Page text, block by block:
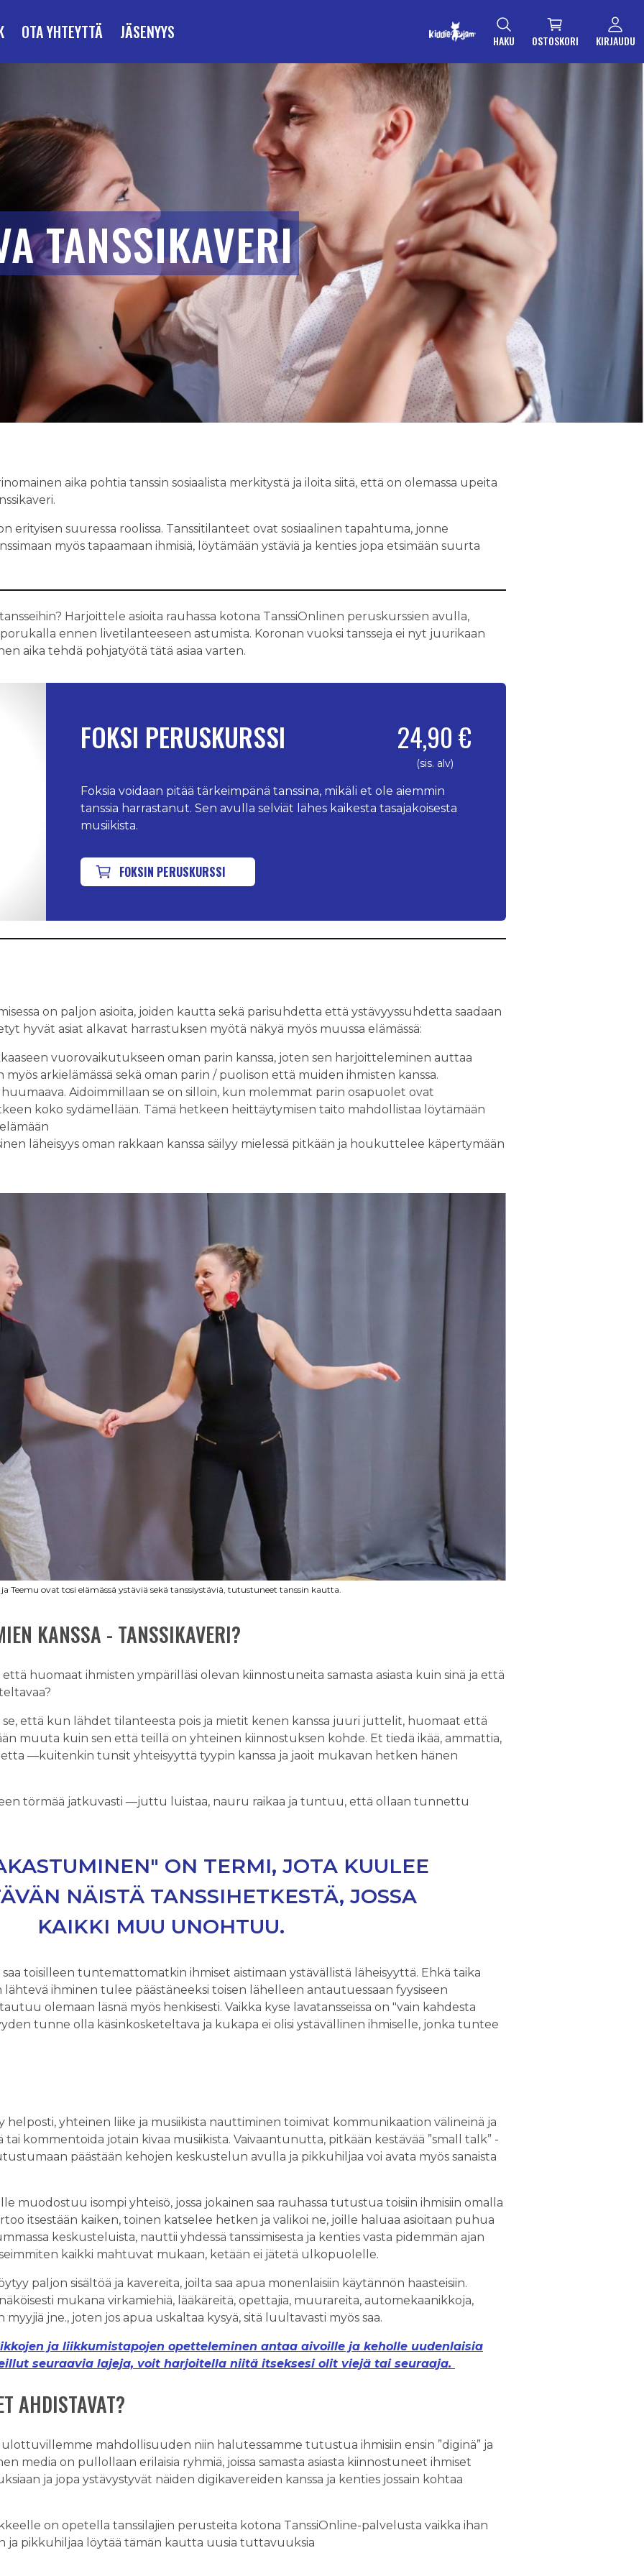
OTA YHTEYTTÄ JÄSENYYS HAKU OSTOSKORI KIRJAUDU
TANSSIKAVERI
aika pohtia tanssin sosiaalista merkitystä ja iloita siitä, että on olemassa upeita
erityisen suuressa roolissa. Tanssitilanteet ovat sosiaalinen tapahtuma, jonne
myös tapaamaan ihmisiä, löytämään ystäviä ja kenties jopa etsimään suurta
Harjoittele asioita rauhassa kotona TanssiOnlinen peruskurssien avulla,
ennen livetilanteeseen astumista. Koronan vuoksi tansseja ei nyt juurikaan
aika tehdä pohjatyötä tätä asiaa varten.
FOKSI PERUSKURSSI 24,90 €
(sis. alv)
Foksia voidaan pitää tärkeimpänä tanssina, mikäli et ole aiemmin
tanssia harrastanut. Sen avulla selviät lähes kaikesta tasajakoisesta
musiikista.
FOKSIN PERUSKURSSI
on paljon asioita, joiden kautta sekä parisuhdetta että ystävyyssuhdetta saadaan
hyvät asiat alkavat harrastuksen myötä näkyä myös muussa elämässä:
vuorovaikutukseen oman parin kanssa, joten sen harjoitteleminen auttaa
arkielämässä sekä oman parin / puolison että muiden ihmisten kanssa.
Aidoimmillaan se on silloin, kun molemmat parin osapuolet ovat
koko sydämellään. Tämä hetkeen heittäytymisen taito mahdollistaa löytämään
läheisyys oman rakkaan kanssa säilyy mielessä pitkään ja houkuttelee käpertymään
ja Teemu ovat tosi elämässä ystäviä sekä tanssiystäviä, tutustuneet tanssin kautta.
KANSSA - TANSSIKAVERI?
huomaat ihmisten ympärilläsi olevan kiinnostuneita samasta asiasta kuin sinä ja että
se, että kun lähdet tilanteesta pois ja mietit kenen kanssa juuri juttelit, huomaat että
muuta kuin sen että teillä on yhteinen kiinnostuksen kohde. Et tiedä ikää, ammattia,
—kuitenkin tunsit yhteisyyttä tyypin kanssa ja jaoit mukavan hetken hänen
törmää jatkuvasti —juttu luistaa, nauru raikaa ja tuntuu, että ollaan tunnettu
ON TERMI, JOTA KUULEE
NÄISTÄ TANSSIHETKESTÄ, JOSSA
KAIKKI MUU UNOHTUU.
saa toisilleen tuntemattomatkin ihmiset aistimaan ystävällistä läheisyyttä. Ehkä taika
ihminen tulee päästäneeksi toisen lähelleen antautuessaan fyysiseen
olemaan läsnä myös henkisesti. Vaikka kyse lavatansseissa on "vain kahdesta
tunne olla käsinkosketeltava ja kukapa ei olisi ystävällinen ihmiselle, jonka tuntee
yhteinen liike ja musiikista nauttiminen toimivat kommunikaation välineinä ja
tai kommentoida jotain kivaa musiikista. Vaivaantunutta, pitkään kestävää ”small talk” -
päästään kehojen keskustelun avulla ja pikkuhiljaa voi avata myös sanaista
muodostuu isompi yhteisö, jossa jokainen saa rauhassa tutustua toisiin ihmisiin omalla
itsestään kaiken, toinen katselee hetken ja valikoi ne, joille haluaa asioitaan puhua
keskusteluista, nauttii yhdessä tanssimisesta ja kenties vasta pidemmän ajan
kaikki mahtuvat mukaan, ketään ei jätetä ulkopuolelle.
paljon sisältöä ja kavereita, joilta saa apua monenlaisiin käytännön haasteisiin.
mukana virkamiehiä, lääkäreitä, opettajia, muurareita, automekaanikkoja,
myyjiä jne., joten jos apua uskaltaa kysyä, sitä luultavasti myös saa.
ja liikkumistapojen opetteleminen antaa aivoille ja keholle uudenlaisia
seuraavia lajeja, voit harjoitella niitä itseksesi olit viejä tai seuraaja.
AHDISTAVAT?
mahdollisuuden niin halutessamme tutustua ihmisiin ensin ”diginä” ja
media on pullollaan erilaisia ryhmiä, joissa samasta asiasta kiinnostuneet ihmiset
ja jopa ystävystyvät näiden digikavereiden kanssa ja kenties jossain kohtaa
on opetella tanssilajien perusteita kotona TanssiOnline-palvelusta vaikka ihan
ja pikkuhiljaa löytää tämän kautta uusia tuttavuuksia